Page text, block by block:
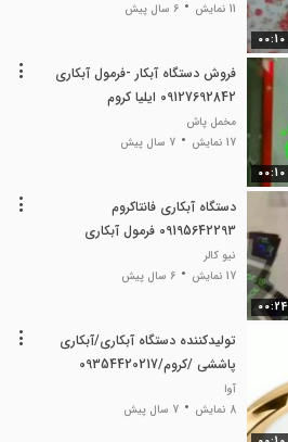
00:10
11 نمایش
6 سال پیش
00:10
فروش دستگاه آبکار -فرمول آبکاری
09127692842 ایلیا کروم
مخمل پاش
17 نمایش
7 سال پیش
00:24
دستگاه آبکاری فانتاکروم
09195642293 فرمول آبکاری
فانتاکروم
نیو کالر
17 نمایش
6 سال پیش
تولیدکننده دستگاه آبکاری/آبکاری
پاششی /کروم/09354420217
آوا
8 نمایش
7 سال پیش